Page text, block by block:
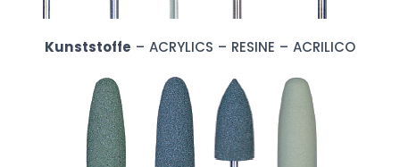
Kunststoffe – ACRYLICS – RESINE – ACRILICO